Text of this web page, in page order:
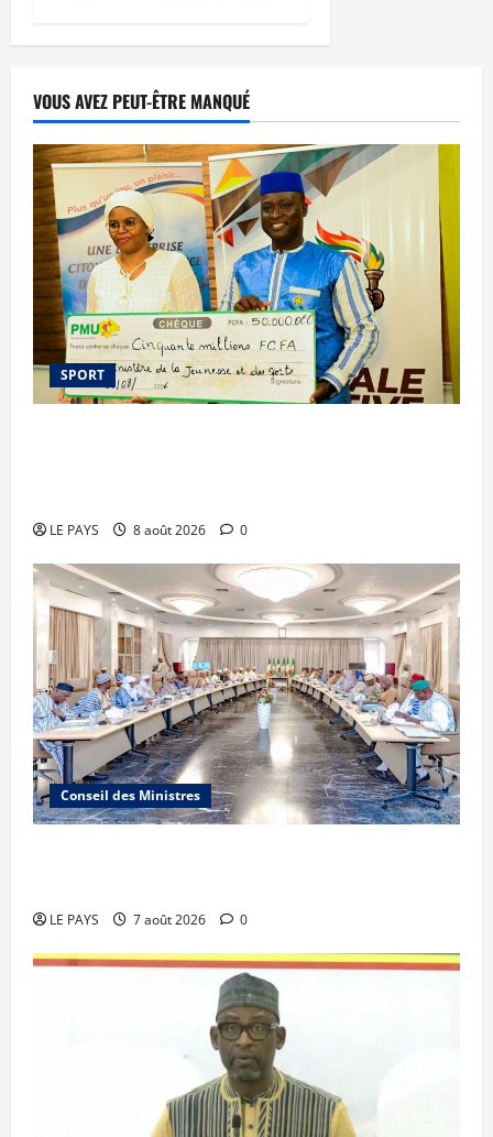
VOUS AVEZ PEUT-ÊTRE MANQUÉ
SPORT
LE PAYS 8 août 2026 0
Conseil des Ministres
LE PAYS 7 août 2026 0